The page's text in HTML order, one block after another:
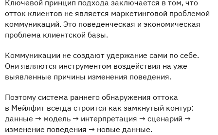
Ключевой принцип подхода заключается в том, что
отток клиентов не является маркетинговой проблемой
коммуникаций. Это поведенческая и экономическая
проблема клиентской базы.
Коммуникации не создают удержание сами по себе.
Они являются инструментом воздействия на уже
выявленные причины изменения поведения.
Поэтому система раннего обнаружения оттока
в Мейлфит всегда строится как замкнутый контур:
данные → модель → интерпретация → сценарий →
изменение поведения → новые данные.